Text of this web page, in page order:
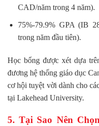
CAD/năm trong 4 năm).
75%-79.9% GPA (IB
trong năm đầu tiên).
Học bổng được xét dựa
đương hệ thống giáo dục
cơ hội tuyệt vời dành cho
tại Lakehead University.
5. Tại Sao Nên